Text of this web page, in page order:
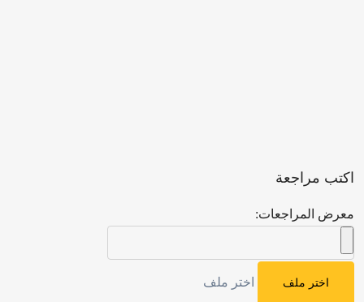
اكتب مراجعة
معرض المراجعات:
اختر ملف اختر ملف